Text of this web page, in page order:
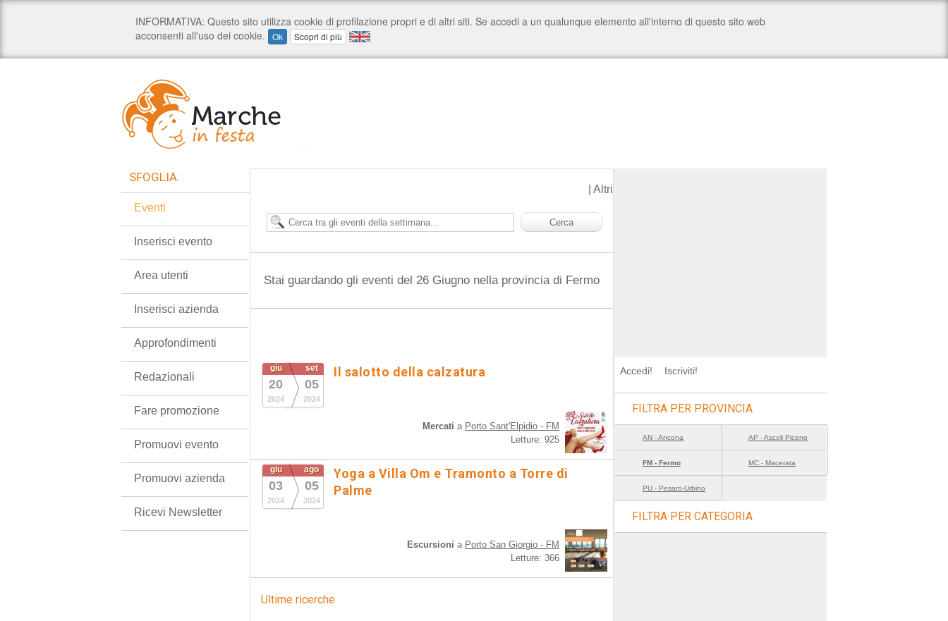
Altri
Stai guardando gli eventi del 26 Giugno nella provincia di Fermo
giu
20
2024
set
05
2024
Il salotto della calzatura
Mercati a Porto Sant'Elpidio - FM
Letture: 925
giu
03
2024
ago
05
2024
Yoga a Villa Om e Tramonto a Torre di
Palme
Escursioni a Porto San Giorgio - FM
Letture: 366
Ultime ricerche
SFOGLIA:
Eventi
Inserisci evento
Area utenti
Inserisci azienda
Approfondimenti
Redazionali
Fare promozione
Promuovi evento
Promuovi azienda
Ricevi Newsletter
Accedi! Iscriviti!
FILTRA PER PROVINCIA
AN - Ancona AP - Ascoli Piceno
FM - Fermo MC - Macerata
PU - Pesaro-Urbino
FILTRA PER CATEGORIA